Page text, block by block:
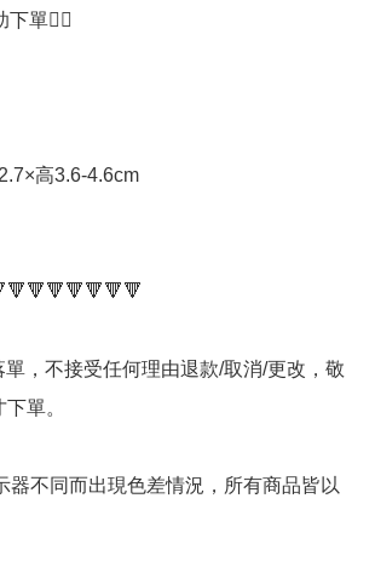
單👍🏻
高3.6-4.6cm
，不接受任何理由退款/取消/更改，敬
單。
不同而出現色差情況，所有商品皆以